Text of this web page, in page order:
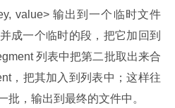
value> 输出到一个临时文件
成一个临时的段，把它加回到
列表中把第二批取出来合
，把其加入到列表中；这样往
批，输出到最终的文件中。